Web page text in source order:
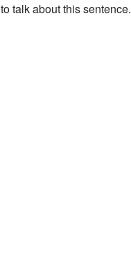
to talk about this sentence.